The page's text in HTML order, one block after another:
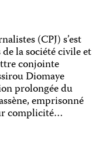
(CPJ) s’est
la société civile et
conjointe
Diomaye
prolongée du
emprisonné
complicité…